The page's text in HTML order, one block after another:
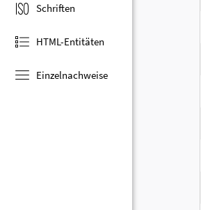
Schriften
HTML-Entitäten
Einzelnachweise